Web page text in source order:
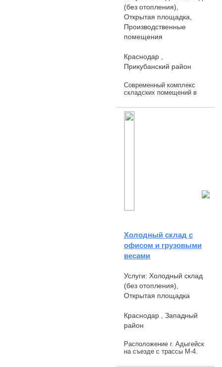
(без отопления),
Открытая площадка,
Производственные
помещения
Краснодар ,
Прикубанский район
Современный комплекс
складских помещений в
Краснодара. Комплекс
подойдет под размещение
легких производств,
Холодный склад с
офисом и грузовыми
весами
Услуги: Холодный склад
(без отопления),
Открытая площадка
Краснодар , Западный
район
Расположение г. Адыгейск
на съезде с трассы М-4.